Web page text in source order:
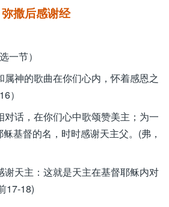
弥撒后感谢经
一节）
神的歌曲在你们心内，怀着感恩之
）
话，在你们心中歌颂赞美主；为一
基督的名，时时感谢天主父。(弗，
谢天主：这就是天主在基督耶稣内对
17-18)